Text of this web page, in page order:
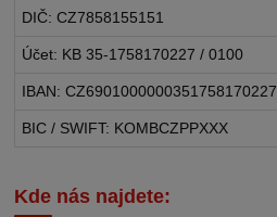
DIČ: CZ7858155151
Účet: KB 35-1758170227 / 0100
IBAN: CZ6901000000351758170227
BIC / SWIFT: KOMBCZPPXXX
Kde nás najdete: